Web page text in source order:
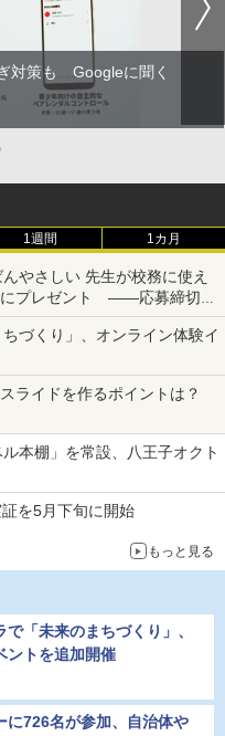
対策も Googleに聞く
1週間 1カ月
やさしい 先生が校務に使え
にプレゼント ――応募締切は
づくり」、オンライン体験イ
ライドを作るポイントは？
本棚」を常設、八王子オクト
を5月下旬に開始
もっと見る
「未来のまちづくり」、
ントを追加開催
に726名が参加、自治体や